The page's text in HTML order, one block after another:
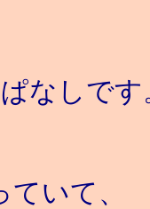
なしです
いて、